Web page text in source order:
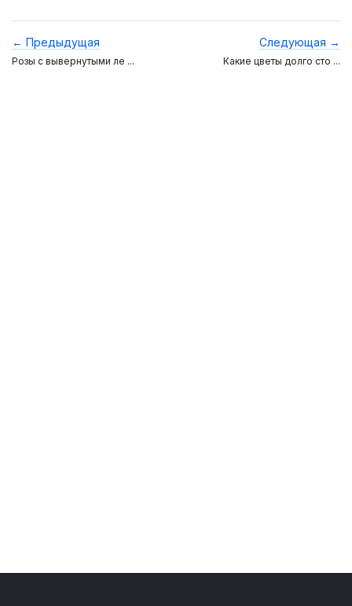
← Предыдущая
Розы с вывернутыми ле ...
Следующая →
Какие цветы долго сто ...